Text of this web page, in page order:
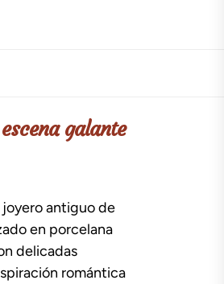
galante
joyero antiguo de
en porcelana
delicadas
romántica